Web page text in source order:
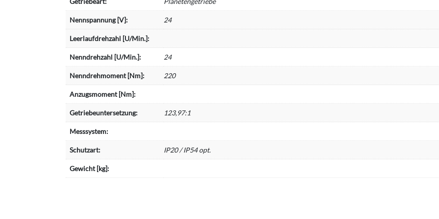
Nennspannung [V]: 24
Leerlaufdrehzahl [U/Min.]:
Nenndrehzahl [U/Min.]: 24
Nenndrehmoment [Nm]: 220
Anzugsmoment [Nm]:
Getriebeuntersetzung: 123,97:1
Messsystem:
Schutzart: IP20 / IP54 opt.
Gewicht [kg]: